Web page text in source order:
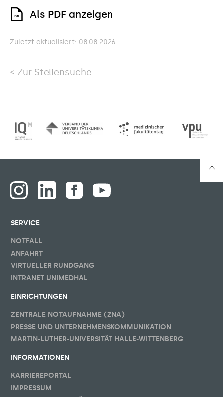
Als PDF anzeigen
Zuletzt aktualisiert: 08.08.2026
Zur Stellensuche
SERVICE
NOTFALL
ANFAHRT
VIRTUELLER RUNDGANG
INTRANET UNIMEDHAL
EINRICHTUNGEN
ZENTRALE NOTAUFNAHME (ZNA)
PRESSE UND UNTERNEHMENSKOMMUNIKATION
MARTIN-LUTHER-UNIVERSITÄT HALLE-WITTENBERG
INFORMATIONEN
KARRIEREPORTAL
IMPRESSUM